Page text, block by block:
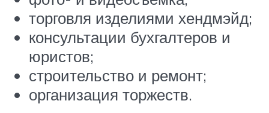
торговля изделиями хендмэйд;
консультации бухгалтеров и
юристов;
строительство и ремонт;
организация торжеств.